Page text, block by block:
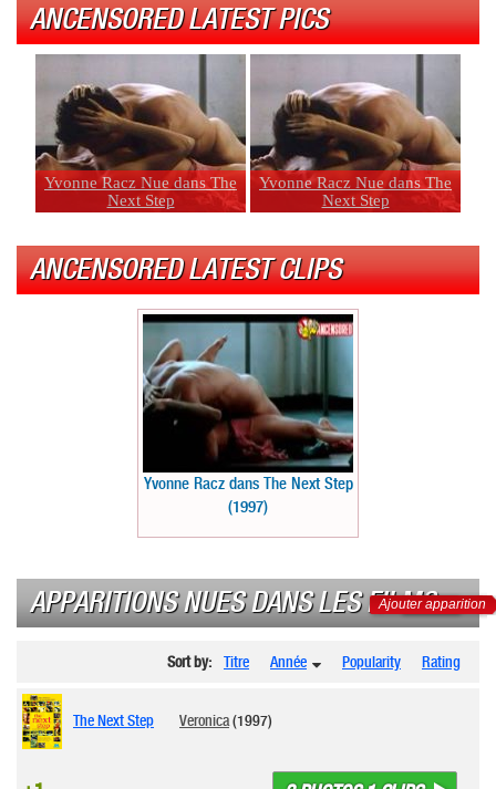
ANCENSORED LATEST PICS
Yvonne Racz Nue dans The
Next Step
Yvonne Racz Nue dans The
Next Step
ANCENSORED LATEST CLIPS
Yvonne Racz dans The Next Step
(1997)
APPARITIONS NUES DANS LES FILMS
Ajouter apparition
Sort by: Titre Année Popularity Rating
The Next Step Veronica(1997)